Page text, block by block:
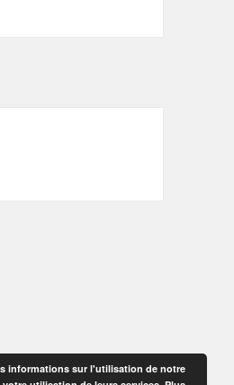
informations sur l'utilisation de notre